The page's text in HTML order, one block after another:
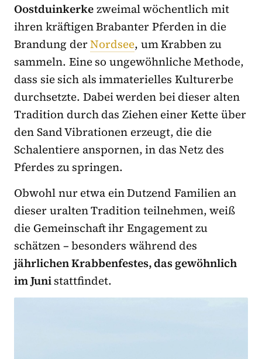
Oostduinkerkezweimal wöchentlich mit
ihren kräftigen Brabanter Pferden in die
Brandung derNordsee, um Krabben zu
sammeln. Eine so ungewöhnliche Methode,
dass sie sich als immaterielles Kulturerbe
durchsetzte. Dabei werden bei dieser alten
Tradition durch das Ziehen einer Kette über
den Sand Vibrationen erzeugt, die die
Schalentiere anspornen, in das Netz des
Pferdes zu springen.
Obwohl nur etwa ein Dutzend Familien an
dieser uralten Tradition teilnehmen, weiß
die Gemeinschaft ihr Engagement zu
schätzen – besonders während des
jährlichen Krabbenfestes, das gewöhnlich
im Junistattfindet.